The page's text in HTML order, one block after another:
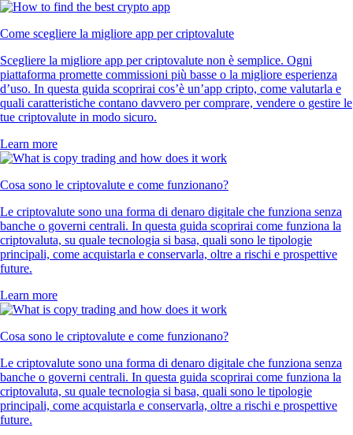
Come scegliere la migliore app per criptovalute
Scegliere la migliore app per criptovalute non è semplice. Ogni
piattaforma promette commissioni più basse o la migliore esperienza
d’uso. In questa guida scoprirai cos’è un’app cripto, come valutarla e
quali caratteristiche contano davvero per comprare, vendere o gestire le
tue criptovalute in modo sicuro.
Learn more
Cosa sono le criptovalute e come funzionano?
Le criptovalute sono una forma di denaro digitale che funziona senza
banche o governi centrali. In questa guida scoprirai come funziona la
criptovaluta, su quale tecnologia si basa, quali sono le tipologie
principali, come acquistarla e conservarla, oltre a rischi e prospettive
future.
Learn more
Cosa sono le criptovalute e come funzionano?
Le criptovalute sono una forma di denaro digitale che funziona senza
banche o governi centrali. In questa guida scoprirai come funziona la
criptovaluta, su quale tecnologia si basa, quali sono le tipologie
principali, come acquistarla e conservarla, oltre a rischi e prospettive
future.